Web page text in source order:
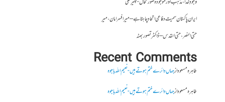
ایران پاکستان سمیت دفاعی اتحاد چاہتا ہے – میر افسر امان،میر
حتی النصر ، حتی القدس – ڈاکٹر تصور بھٹہ
Recent Comments
طاہرہ مسعودازجہاں دائرے ختم ہوتے ہیں- نعیم اللہ باجوہ
طاہرہ مسعودازجہاں دائرے ختم ہوتے ہیں- نعیم اللہ باجوہ